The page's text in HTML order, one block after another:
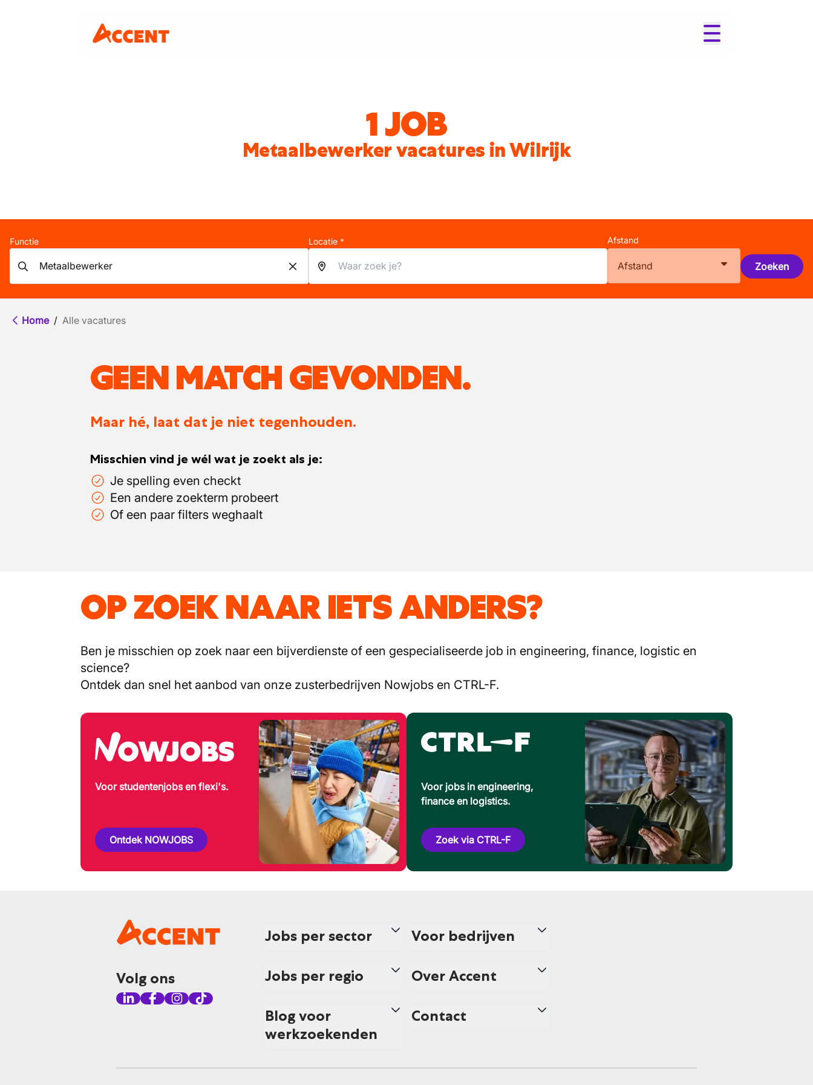
1 JOB
Metaalbewerker vacatures in Wilrijk
Functie Locatie * Afstand
Afstand Zoeken
Home / Alle vacatures
GEEN MATCH GEVONDEN.
Maar hé, laat dat je niet tegenhouden.
Misschien vind je wél wat je zoekt als je:
Je spelling even checkt
Een andere zoekterm probeert
Of een paar filters weghaalt
OP ZOEK NAAR IETS ANDERS?
Ben je misschien op zoek naar een bijverdienste of een gespecialiseerde job in engineering, finance, logistic en
science?
Ontdek dan snel het aanbod van onze zusterbedrijven Nowjobs en CTRL-F.
Voor studentenjobs en flexi's.
Ontdek NOWJOBS
Voor jobs in engineering,
finance en logistics.
Zoek via CTRL-F
Volg ons
Jobs per sector
Jobs per regio
Blog voor
werkzoekenden
Voor bedrijven
Over Accent
Contact